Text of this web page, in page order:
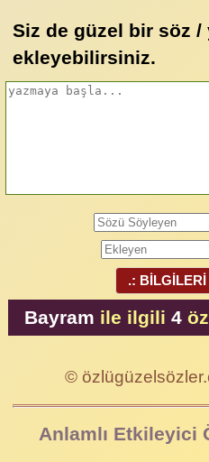
Siz de güzel bir söz /
ekleyebilirsiniz.
.:
Bayram ile ilgili 4
©
Anlamlı Etkileyici